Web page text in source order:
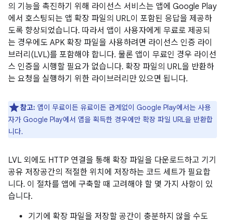
의 기능을 촉진하기 위해 라이선스 서비스는 앱에 Google Play
에서 호스팅되는 앱 확장 파일의 URL이 포함된 응답을 제공하
도록 향상되었습니다. 따라서 앱이 사용자에게 무료로 제공되
는 경우에도 APK 확장 파일을 사용하려면 라이선스 인증 라이
브러리(LVL)를 포함해야 합니다. 물론 앱이 무료인 경우 라이선
스 인증을 시행할 필요가 없습니다. 확장 파일의 URL을 반환하
는 요청을 실행하기 위한 라이브러리만 있으면 됩니다.
참고: 앱이 무료이든 유료이든 관계없이 Google Play에서는 사용
자가 Google Play에서 앱을 획득한 경우에만 확장 파일 URL을 반환합
니다.
LVL 외에도 HTTP 연결을 통해 확장 파일을 다운로드하고 기기
공유 저장공간의 적절한 위치에 저장하는 코드 세트가 필요합
니다. 이 절차를 앱에 구축할 때 고려해야 할 몇 가지 사항이 있
습니다.
기기에 확장 파일을 저장할 공간이 충분하지 않을 수도